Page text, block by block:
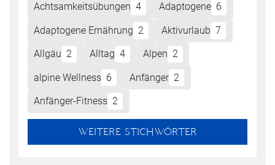
Achtsamkeitsübungen 4 Adaptogene 6
Adaptogene Ernährung 2 Aktivurlaub 7
Allgäu 2 Alltag 4 Alpen 2
alpine Wellness 6 Anfänger 2
Anfänger-Fitness 2
WEITERE STICHWÖRTER